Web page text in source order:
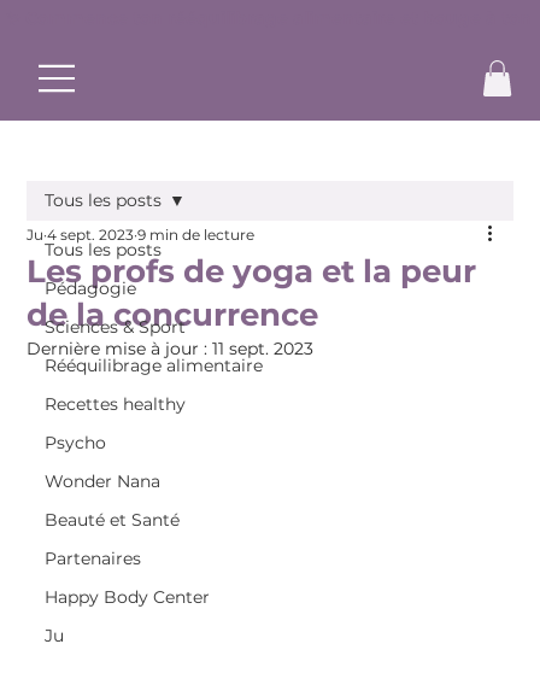
Tous les posts
Pédagogie
Sciences & Sport
Rééquilibrage alimentaire
Recettes healthy
Psycho
Wonder Nana
Beauté et Santé
Partenaires
Happy Body Center
Ju
Tous les posts
Les profs de yoga et la peur
de la concurrence
Ju 4 sept. 2023 9 min de lecture
Dernière mise à jour :11 sept. 2023